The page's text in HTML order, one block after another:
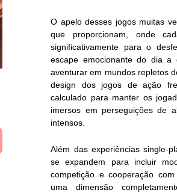
O apelo desses jogos muitas
que proporcionam, onde
significativamente para o
escape emocionante do dia a
aventurar em mundos repletos
design dos jogos de ação
calculado para manter os
imersos em perseguições de
intensos.
Além das experiências single-
se expandem para incluir
competição e cooperação
uma dimensão